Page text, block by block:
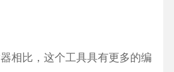
相比，这个工具具有更多的编